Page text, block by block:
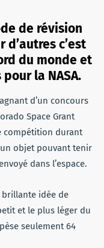
de révision
c’est
du monde et
la NASA.
d’un concours
Space Grant
compétition durant
objet pouvant tenir
dans l’espace.
brillante idée de
et le plus léger du
seulement 64